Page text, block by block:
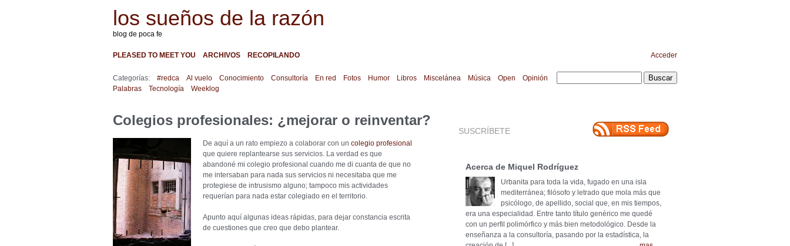
los sueños de la razón
blog de poca fe
PLEASED TO MEET YOU ARCHIVOS RECOPILANDO Acceder
Categorías: #redca Al vuelo Conocimiento Consultoría En red Fotos Humor Libros Miscelánea Música Open
Opinión
Palabras
Tecnología Weeklog
Colegios profesionales: ¿mejorar o reinventar?
De aquí a un rato empiezo a colaborar con un colegio profesional
que quiere replantearse sus servicios. La verdad es que
abandoné mi colegio profesional cuando me di cuanta de que no
me intersaban para nada sus servicios ni necesitaba que me
protegiese de intrusismo alguno; tampoco mis actividades
requerían para nada estar colegiado en el territorio.
Apunto aquí algunas ideas rápidas, para dejar constancia escrita
de cuestiones que creo que debo plantear.
SUSCRÍBETE
Acerca de Miquel Rodríguez
Urbanita para toda la vida, fugado en una isla
mediterránea; filósofo y letrado que mola más que
psicólogo, de apellido, social que, en mis tiempos,
era una especialidad. Entre tanto título genérico me quedé
con un perfil polimórfico y más bien metodológico. Desde la
enseñanza a la consultoría, pasando por la estadística, la